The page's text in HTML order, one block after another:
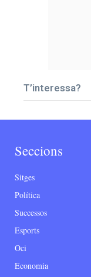
T’interessa?
Seccions
Sitges
Política
Successos
Esports
Oci
Economia